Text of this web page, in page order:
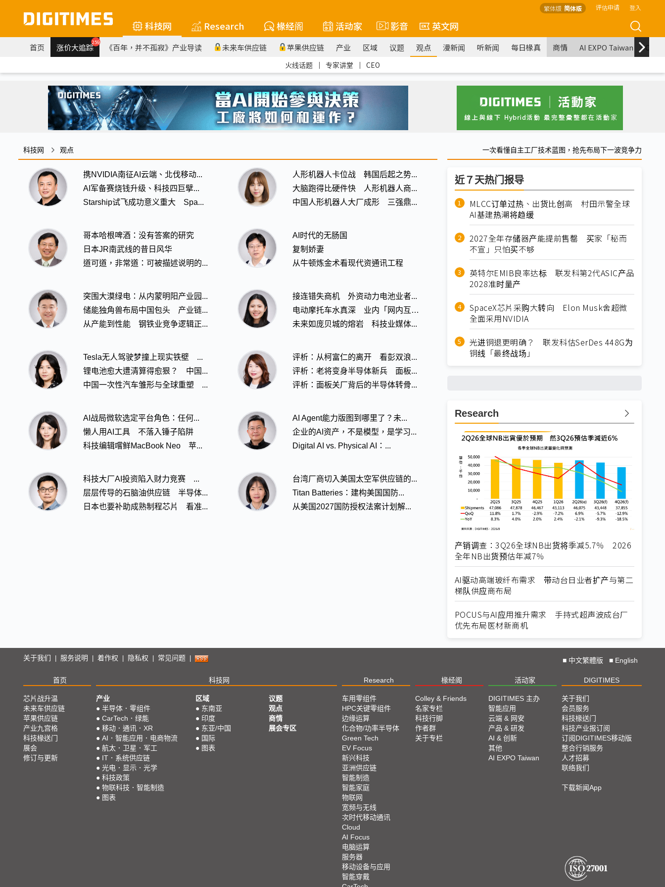
繁体版 简体版 评估申请 登入
科技网 Research 椽经阁 活动家 影音 英文网
首页 涨价大追踪259 《百年，并不孤寂》产业导读 未来车供应链 苹果供应链 产业 区域 议题 观点 漫新闻 听新闻 每日椽真 商情 AI EXPO Taiwan
火线话题 ｜ 专家讲堂 ｜ CEO
科技网 观点 一次看懂自主工厂技术蓝图，抢先布局下一波竞争力
携NVIDIA南征AI云端、北伐移动...
AI军备赛烧钱升级、科技四巨擘...
Starship试飞成功意义重大 Spa...
人形机器人卡位战 韩国后起之势...
大脑跑得比硬件快 人形机器人商...
中国人形机器人大厂成形 三强鼎...
哥本哈根啤酒：没有答案的研究
日本JR南武线的昔日风华
道可道，非常道：可被描述说明的...
AI时代的无肠国
复制娇妻
从牛顿炼金术看现代资通讯工程
突围大漠绿电：从内蒙明阳产业园...
储能独角兽布局中国包头 产业链...
从产能到性能 钢铁业竞争逻辑正...
接连错失商机 外资动力电池业者...
电动摩托车水真深 业内「网内互打...
未来如庞贝城的熔岩 科技业媒体...
Tesla无人驾驶梦撞上现实铁壁 ...
锂电池愈大遭清算得愈狠？ 中国...
中国一次性汽车雏形与全球重塑 ...
评析：从柯富仁的离开 看彭双浪...
评析：老将变身半导体新兵 面板...
评析：面板关厂背后的半导体转骨...
AI战局微软选定平台角色：任何...
懒人用AI工具 不落入锤子陷阱
科技编辑嚐鲜MacBook Neo 苹...
AI Agent能力版图到哪里了？未...
企业的AI资产，不是模型，是学习...
Digital AI vs. Physical AI：...
科技大厂AI投资陷入财力竞赛 ...
层层传导的石脑油供应链 半导体...
日本也要补助成熟制程芯片 看准...
台湾厂商切入美国太空军供应链的...
Titan Batteries：建构美国国防...
从美国2027国防授权法案计划解...
近７天热门报导
MLCC订单过热、出货比创高 村田示警全球
AI基建热潮将趋缓
2027全年存储器产能提前售罄 买家「秘而
不宣」只怕买不够
英特尔EMIB良率达标 联发科第2代ASIC产品
2028准时量产
SpaceX芯片采购大转向 Elon Musk舍超微
全面采用NVIDIA
光进铜退更明确？ 联发科估SerDes 448G为
铜线「最终战场」
Research
产销调查：3Q26全球NB出货将季减5.7％ 2026
全年NB出货预估年减7％
AI驱动高端玻纤布需求 带动台日业者扩产与第二
梯队供应商布局
POCUS与AI应用推升需求 手持式超声波成台厂
优先布局医材新商机
关于我们 服务说明 着作权 隐私权 常见问题 ■ 中文繁體版 ■ English
首页 科技网 Research 椽经阁 活动家 DIGITIMES
芯片战升温
未来车供应链
苹果供应链
产业九宫格
科技椽送门
展会
修订与更新
产业
● 半导体．零组件
● CarTech．绿能
● 移动．通讯．XR
● AI．智能应用．电商物流
● 航太．卫星．军工
● IT．系统供应链
● 光电．显示．光学
● 科技政策
● 物联科技．智能制造
● 图表
区域
● 东南亚
● 印度
● 东亚/中国
● 国际
● 图表
议题
观点
商情
展会专区
车用零组件
HPC关键零组件
边缘运算
化合物/功率半导体
Green Tech
EV Focus
新兴科技
亚洲供应链
智能制造
智能家庭
物联网
宽频与无线
次时代移动通讯
Cloud
AI Focus
电脑运算
服务器
移动设备与应用
智能穿戴
Colley & Friends
名家专栏
科技行脚
作者群
关于专栏
DIGITIMES 主办
智能应用
云端 & 网安
产品 & 研发
AI & 创新
其他
AI EXPO Taiwan
关于我们
会员服务
科技椽送门
科技产业报订阅
订阅DIGITIMES移动版
整合行销服务
人才招募
联络我们
下载新闻App